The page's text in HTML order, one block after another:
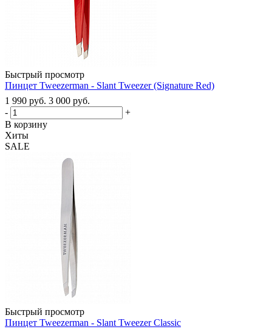
Быстрый просмотр
Пинцет Tweezerman - Slant Tweezer (Signature Red)
1 990 руб. 3 000 руб.
-
+
В корзину
Хиты
SALE
Быстрый просмотр
Пинцет Tweezerman - Slant Tweezer Classic